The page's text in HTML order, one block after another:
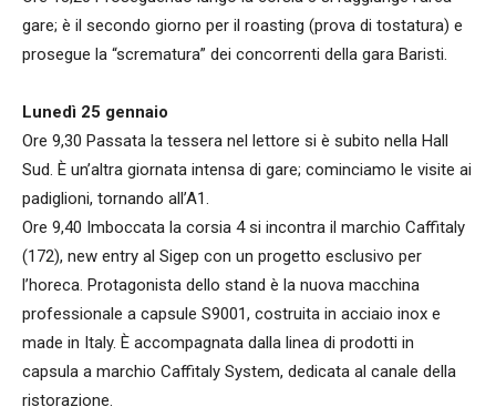
gare; è il secondo giorno per il roasting (prova di tostatura) e
prosegue la “scrematura” dei concorrenti della gara Baristi.
Lunedì 25 gennaio
Ore 9,30 Passata la tessera nel lettore si è subito nella Hall
Sud. È un’altra giornata intensa di gare; cominciamo le visite ai
padiglioni, tornando all’A1.
Ore 9,40 Imboccata la corsia 4 si incontra il marchio Caffitaly
(172), new entry al Sigep con un progetto esclusivo per
l’horeca. Protagonista dello stand è la nuova macchina
professionale a capsule S9001, costruita in acciaio inox e
made in Italy. È accompagnata dalla linea di prodotti in
capsula a marchio Caffitaly System, dedicata al canale della
ristorazione.